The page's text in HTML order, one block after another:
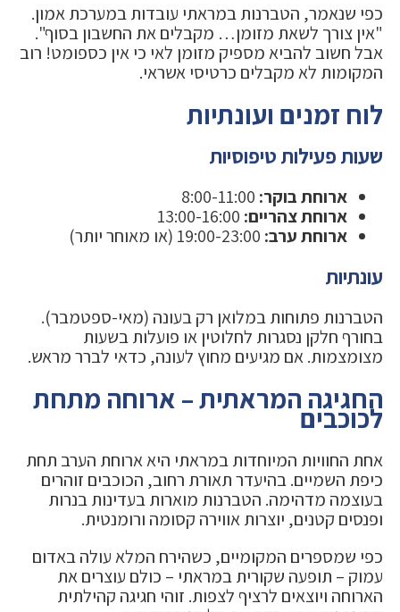
כפי שנאמר, הטברנות במראתי עובדות במערכת אמון.
"אין צורך לשאת מזומן… מקבלים את החשבון בסוף".
אבל חשוב להביא מספיק מזומן לאי כי אין כספומט! רוב
המקומות לא מקבלים כרטיסי אשראי.
לוח זמנים ועונתיות
שעות פעילות טיפוסיות
ארוחת בוקר:
ארוחת צהריים:
ארוחת ערב:
עונתיות
הטברנות פתוחות במלואן רק בעונה (מאי-ספטמבר).
בחורף חלקן נסגרות לחלוטין או פועלות בשעות
מצומצמות. אם מגיעים מחוץ לעונה, כדאי לברר מראש.
החגיגה המראתית – ארוחה מתחת
לכוכבים
אחת החוויות המיוחדות במראתי היא ארוחת הערב תחת
כיפת השמיים. בהיעדר תאורת רחוב, הכוכבים זוהרים
בעוצמה מדהימה. הטברנות מוארות בעדינות בנרות
ופנסים קטנים, יוצרות אווירה קסומה ורומנטית.
כפי שמספרים המקומיים, כשהירח המלא עולה באדום
עמוק – תופעה שקורית במראתי – כולם עוצרים את
הארוחה ויוצאים לרציף לצפות. זוהי חגיגה קהילתית